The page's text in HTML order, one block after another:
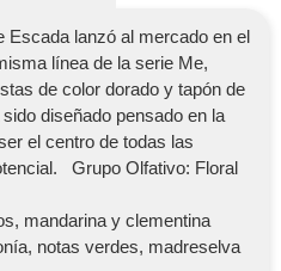
Escada lanzó al mercado en el
línea de la serie Me,
de color dorado y tapón de
diseñado pensado en la
el centro de todas las
Grupo Olfativo: Floral
mandarina y clementina
notas verdes, madreselva